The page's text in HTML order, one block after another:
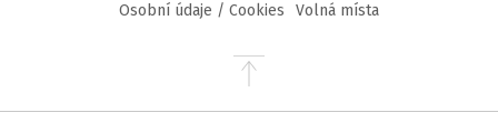
Osobní údaje / Cookies
Volná místa
Přejít
stránky